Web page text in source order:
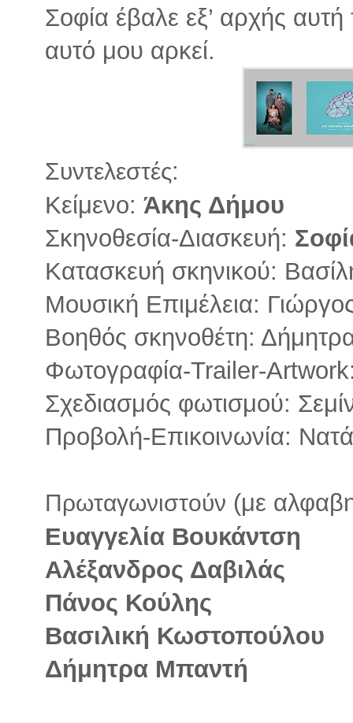
Σοφία έβαλε εξ’ αρχής
αυτό μου αρκεί.
Συντελεστές:
Κείμενο: Άκης Δήμου
Σκηνοθεσία-Διασκευή:
Κατασκευή σκηνικού:
Μουσική Επιμέλεια:
Βοηθός σκηνοθέτη:
Φωτογραφία-Trailer-
Σχεδιασμός φωτισμού:
Προβολή-Επικοινωνία:
Πρωταγωνιστούν (με
Ευαγγελία Βουκάντση
Αλέξανδρος Δαβιλάς
Πάνος Κούλης
Βασιλική Κωστοπούλου
Δήμητρα Μπαντή